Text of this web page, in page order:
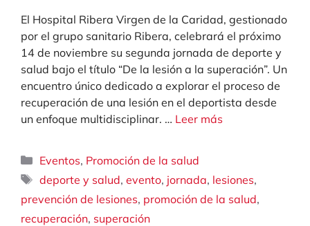
El Hospital Ribera Virgen de la Caridad, gestionado
por el grupo sanitario Ribera, celebrará el próximo
14 de noviembre su segunda jornada de deporte y
salud bajo el título “De la lesión a la superación”. Un
encuentro único dedicado a explorar el proceso de
recuperación de una lesión en el deportista desde
un enfoque multidisciplinar. … Leer más
Categorías
Eventos, Promoción de la salud
Etiquetas
deporte y salud,evento, jornada, lesiones,
prevención de lesiones, promoción de la salud,
recuperación, superación